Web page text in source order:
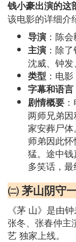
钱小豪出演的这
该电影的详细介
导演 ：陈会
主演 ：除
沈威、钟发
类型 ：电
字幕和语言
剧情概要
两师兄弟
家安葬尸
师弟因此
猛。途中
多笑话，最
㈡ 茅山阴守
《茅 山》是由
张冬、张春仲主
艺 独家上线。